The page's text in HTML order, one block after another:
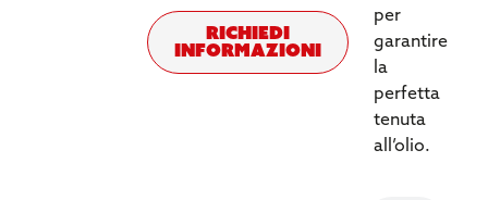
Richiedi
informazioni
per
garantire
la
perfetta
tenuta
all’olio.